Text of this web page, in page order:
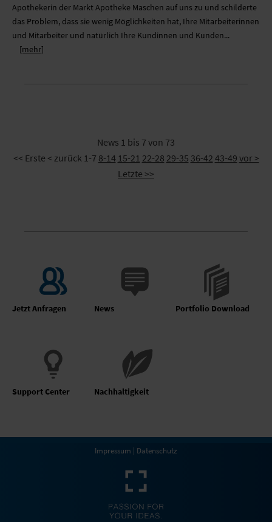
Apothekerin der Markt Apotheke Maschen auf uns zu und schilderte
das Problem, dass sie wenig Möglichkeiten hat, Ihre Mitarbeiterinnen
und Mitarbeiter und natürlich Ihre Kundinnen und Kunden...
[mehr]
News 1 bis 7 von 73
<< Erste < zurück 1-7 8-14 15-21 22-28 29-35 36-42 43-49 vor >
Letzte >>
Jetzt Anfragen News Portfolio Download
Support Center Nachhaltigkeit
Impressum | Datenschutz